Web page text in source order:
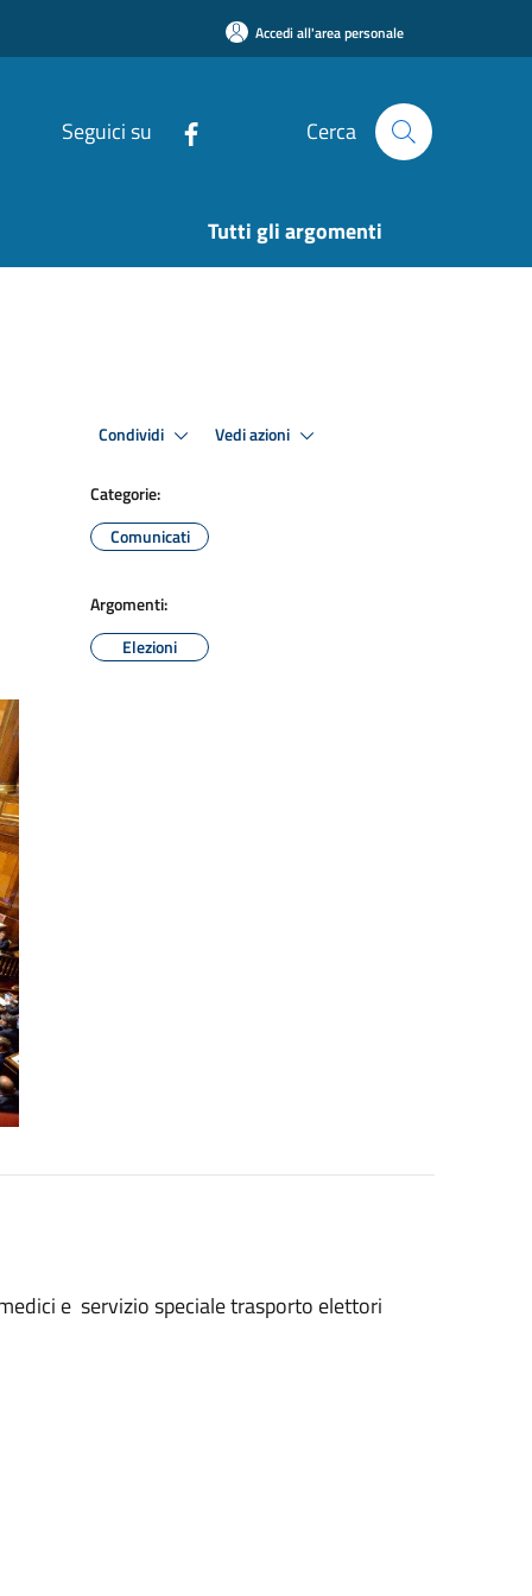
Accedi all'area personale
Seguici su Cerca
Tutti gli argomenti
Condividi Vedi azioni
Categorie:
Comunicati
Argomenti:
Elezioni
e servizio speciale trasporto elettori